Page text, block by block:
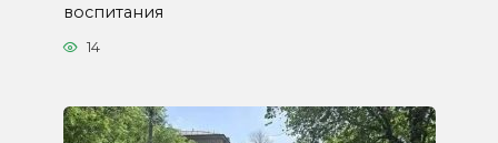
воспитания
14